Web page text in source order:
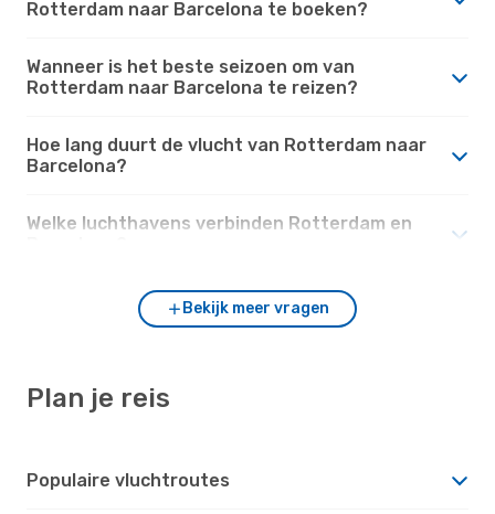
Rotterdam naar Barcelona te boeken?
Wanneer is het beste seizoen om van
Rotterdam naar Barcelona te reizen?
Hoe lang duurt de vlucht van Rotterdam naar
Barcelona?
Welke luchthavens verbinden Rotterdam en
Bekijk meer vragen
Plan je reis
Populaire vluchtroutes